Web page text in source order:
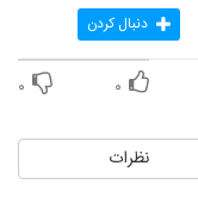
دنبال کردن
۰ ۰
نظرات